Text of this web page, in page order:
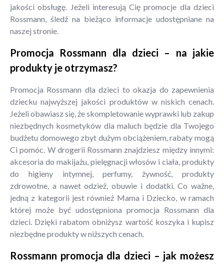
jakości obsługę. Jeżeli interesują Cię promocje dla dzieci
Rossmann, śledź na bieżąco informacje udostępniane na
naszej stronie.
Promocja Rossmann dla dzieci – na jakie
produkty je otrzymasz?
Promocja Rossmann dla dzieci to okazja do zapewnienia
dziecku najwyższej jakości produktów w niskich cenach.
Jeżeli obawiasz się, że skompletowanie wyprawki lub zakup
niezbędnych kosmetyków dla maluch będzie dla Twojego
budżetu domowego zbyt dużym obciążeniem, rabaty mogą
Ci pomóc. W drogerii Rossmann znajdziesz między innymi:
akcesoria do makijażu, pielęgnacji włosów i ciała, produkty
do higieny intymnej, perfumy, żywność, produkty
zdrowotne, a nawet odzież, obuwie i dodatki. Co ważne,
jedną z kategorii jest również Mama i Dziecko, w ramach
której może być udostępniona promocja Rossmann dla
dzieci. Dzięki rabatom obniżysz wartość koszyka i kupisz
niezbędne produkty w niższych cenach.
Rossmann promocja dla dzieci – jak możesz